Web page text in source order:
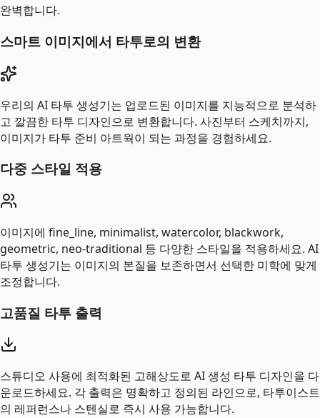
완벽합니다.
스마트 이미지에서 타투로의 변환
우리의 AI 타투 생성기는 업로드된 이미지를 지능적으로 분석하
고 깔끔한 타투 디자인으로 변환합니다. 사진부터 스케치까지,
이미지가 타투 준비 아트웍이 되는 과정을 경험하세요.
다중 스타일 적용
이미지에 fine_line, minimalist, watercolor, blackwork,
geometric, neo-traditional 등 다양한 스타일을 적용하세요. AI
타투 생성기는 이미지의 본질을 보존하면서 선택한 미학에 맞게
조정합니다.
고품질 타투 출력
스튜디오 사용에 최적화된 고해상도로 AI 생성 타투 디자인을 다
운로드하세요. 각 출력은 명확하고 정의된 라인으로, 타투이스트
의 레퍼런스나 스텐실로 즉시 사용 가능합니다.